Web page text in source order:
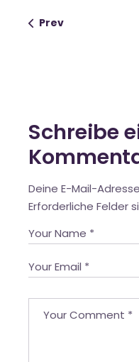
Prev
Schreibe
Deine E-Mail-
Erforderliche Felder